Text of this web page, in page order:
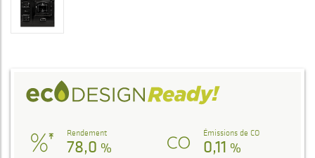
Rendement
78,0 %
Émissions de CO
0,11 %